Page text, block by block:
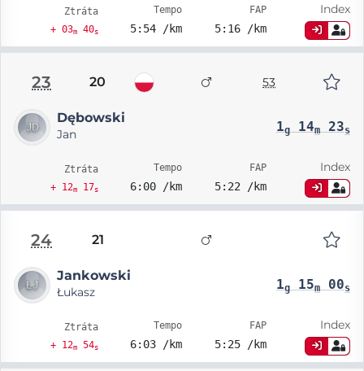
Ztráta
+ 03m40s
Tempo
5:54 /km
FAP
5:16 /km
Index
23 20 53
Dębowski
Jan 1g14m23s
Ztráta
+ 12m17s
Tempo
6:00 /km
FAP
5:22 /km
Index
24 21
Jankowski
Łukasz 1g15m00s
Ztráta
+ 12m54s
Tempo
6:03 /km
FAP
5:25 /km
Index